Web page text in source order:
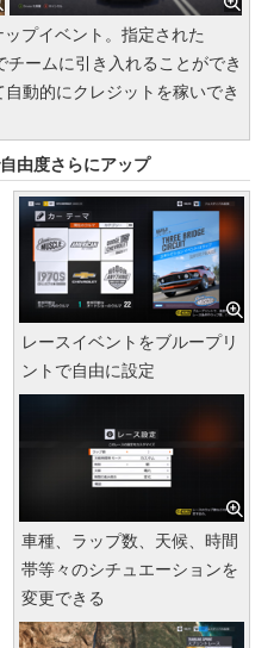
プイベント。指定された
ームに引き入れることができ
動的にクレジットを稼いでき
由度さらにアップ
レースイベントをブループリ
ントで自由に設定
車種、ラップ数、天候、時間
帯等々のシチュエーションを
変更できる